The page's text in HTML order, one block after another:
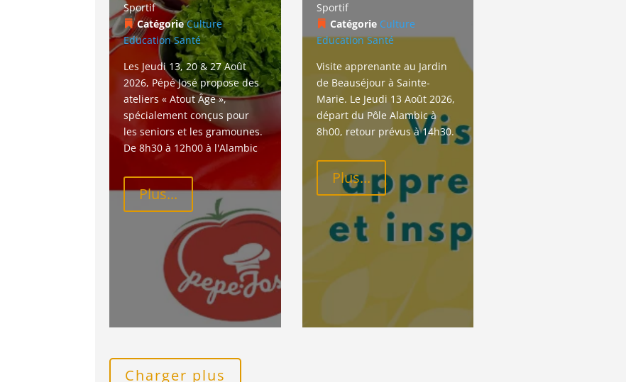
Sportif
CatégorieCulture
Education Santé
Les Jeudi 13, 20 & 27 Août
2026, Pépé José propose des
ateliers « Atout Âge »,
spécialement conçus pour
les seniors et les gramounes.
De 8h30 à 12h00 à l'Alambic
Plus...
Sportif
Catégorie Culture
Education Santé
Visite apprenante au Jardin
de Beauséjour à Sainte-
Marie. Le Jeudi 13 Août 2026,
départ du Pôle Alambic à
8h00, retour prévus à 14h30.
Plus...
Charger plus